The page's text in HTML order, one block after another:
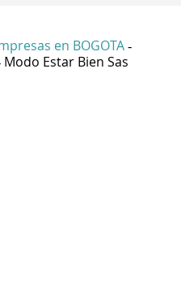
en BOGOTA -
Modo Estar Bien Sas